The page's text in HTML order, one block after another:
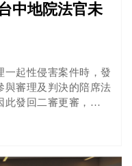
中地院法官未
一起性侵害案件時，發
與審理及判決的陪席法
發回二審更審，台中
台中地方法院也將進